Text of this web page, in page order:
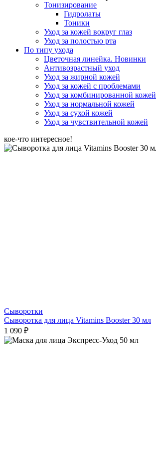
Тонизирование
Гидролаты
Тоники
Уход за кожей вокруг глаз
Уход за полостью рта
По типу ухода
Цветочная линейка. Новинки
Антивозрастный уход
Уход за жирной кожей
Уход за кожей с проблемами
Уход за комбинированной кожей
Уход за нормальной кожей
Уход за сухой кожей
Уход за чувствительной кожей
кое-что интересное!
Сыворотки
Сыворотка для лица Vitamins Booster 30 мл
1 090 ₽